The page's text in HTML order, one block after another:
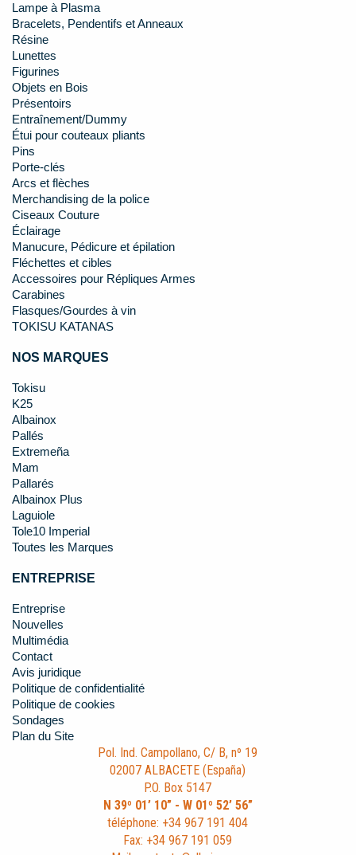
Lampe à Plasma
Bracelets, Pendentifs et Anneaux
Résine
Lunettes
Figurines
Objets en Bois
Présentoirs
Entraînement/Dummy
Étui pour couteaux pliants
Pins
Porte-clés
Arcs et flèches
Merchandising de la police
Ciseaux Couture
Éclairage
Manucure, Pédicure et épilation
Fléchettes et cibles
Accessoires pour Répliques Armes
Carabines
Flasques/Gourdes à vin
TOKISU KATANAS
NOS MARQUES
Tokisu
K25
Albainox
Pallés
Extremeña
Mam
Pallarés
Albainox Plus
Laguiole
Tole10 Imperial
Toutes les Marques
ENTREPRISE
Entreprise
Nouvelles
Multimédia
Contact
Avis juridique
Politique de confidentialité
Politique de cookies
Sondages
Plan du Site
Pol. Ind. Campollano, C/ B, nº 19
02007 ALBACETE (España)
P.O. Box 5147
N 39º 01’ 10” - W 01º 52’ 56”
téléphone: +34 967 191 404
Fax: +34 967 191 059